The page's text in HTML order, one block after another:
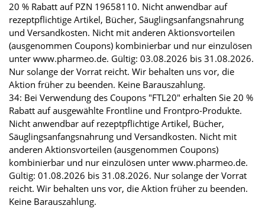
20 % Rabatt auf PZN 19658110. Nicht anwendbar auf
rezeptpflichtige Artikel, Bücher, Säuglingsanfangsnahrung
und Versandkosten. Nicht mit anderen Aktionsvorteilen
(ausgenommen Coupons) kombinierbar und nur einzulösen
unter www.pharmeo.de. Gültig: 03.08.2026 bis 31.08.2026.
Nur solange der Vorrat reicht. Wir behalten uns vor, die
Aktion früher zu beenden. Keine Barauszahlung.
34: Bei Verwendung des Coupons "FTL20" erhalten Sie 20 %
Rabatt auf ausgewählte Frontline und Frontpro-Produkte.
Nicht anwendbar auf rezeptpflichtige Artikel, Bücher,
Säuglingsanfangsnahrung und Versandkosten. Nicht mit
anderen Aktionsvorteilen (ausgenommen Coupons)
kombinierbar und nur einzulösen unter www.pharmeo.de.
Gültig: 01.08.2026 bis 31.08.2026. Nur solange der Vorrat
reicht. Wir behalten uns vor, die Aktion früher zu beenden.
Keine Barauszahlung.